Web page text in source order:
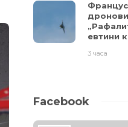
евтини
3 часа
Facebook